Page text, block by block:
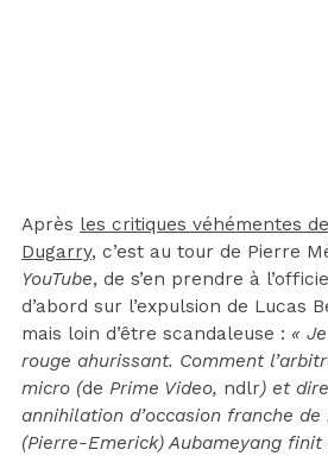
Après les critiques véhémentes
Dugarry, c’est au tour de Pierre
YouTube, de s’en prendre à
d’abord sur l’expulsion de Lucas
mais loin d’être scandaleuse : «
rouge ahurissant. Comment
micro (de Prime Video, ndlr) et
annihilation d’occasion franche
(Pierre-Emerick) Aubameyang